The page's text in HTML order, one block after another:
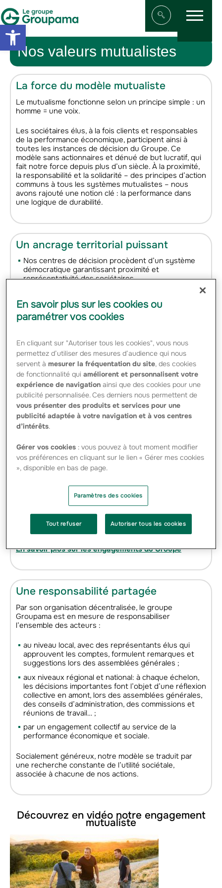
Open toolbar
Aller au contenu
Afficher/
Menu
Nos valeurs mutualistes
La force du modèle mutualiste
Le mutualisme fonctionne selon un principe simple : un
homme = une voix.
Les sociétaires élus, à la fois clients et responsables
de la performance économique, participent ainsi à
toutes les instances de décision du Groupe. Ce
modèle sans actionnaires et dénué de but lucratif, qui
fait notre force depuis plus d’un siècle. À la proximité,
la responsabilité et la solidarité – des principes d’action
communs à tous les systèmes mutualistes – nous
avons rajouté une notion clé : la performance dans
une logique de durabilité.
Un ancrage territorial puissant
Nos centres de décision procèdent d’un système
démocratique garantissant proximité et
représentativité des sociétaires
24 000 élus représentent nos 2 300 Caisses locales
: tous bénévoles, ils agissent comme relais entre les
clients et le Groupe
d’engager une relation étroite avec eux et de
répondre à leurs attentes dans les meilleures
conditions.
En savoir plus sur les caisses locales et régionales
Un esprit solidaire
solidarité, tant financière qu’humaine, s’exprime par
des engagements forts à plusieurs niveaux :
des opérations de mécénat, de prévention et des
partenariats régionaux et sportifs ;
un système de réassurance interne pour mutualiser
les risques et optimiser les coûts ;
la sélection des risques et la mobilisation des
réseaux en cas de catastrophes naturelles.
En savoir plus sur les engagements du Groupe
Une responsabilité partagée
Par son organisation décentralisée, le groupe
Groupama est en mesure de responsabiliser
l’ensemble des acteurs :
au niveau local, avec des représentants élus qui
approuvent les comptes, formulent remarques et
suggestions lors des assemblées générales ;
aux niveaux régional et national: à chaque échelon,
les décisions importantes font l’objet d’une réflexion
collective en amont, lors des assemblées générales,
des conseils d’administration, des commissions et
réunions de travail… ;
par un engagement collectif au service de la
performance économique et sociale.
Socialement généreux, notre modèle se traduit par
une recherche constante de l’utilité sociétale,
associée à chacune de nos actions.
Découvrez en vidéo notre engagement
mutualiste
En savoir plus sur les cookies ou
paramétrer vos cookies
En cliquant sur "Autoriser tous les cookies", vous nous
permettez d’utiliser des mesures d’audience qui nous
servent àmesurer la fréquentation du site, des cookies
de fonctionnalité quiaméliorent et personnalisent votre
expérience de navigation ainsi que des cookies pour une
publicité personnalisée. Ces derniers nous permettent de
vous présenter des produits et services pour une
publicité adaptée à votre navigation et à vos centres
d’intérêts.
Gérer vos cookies : vous pouvez à tout moment modifier
vos préférences en cliquant sur le lien « Gérer mes cookies
», disponible en bas de page.
Paramètres des cookies
Tout refuser Autoriser tous les cookies